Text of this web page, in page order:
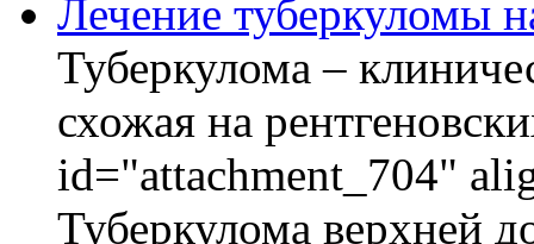
Лечение туберкуломы
Туберкулома –
схожая на
id="attachment_704"
Туберкулома верхней